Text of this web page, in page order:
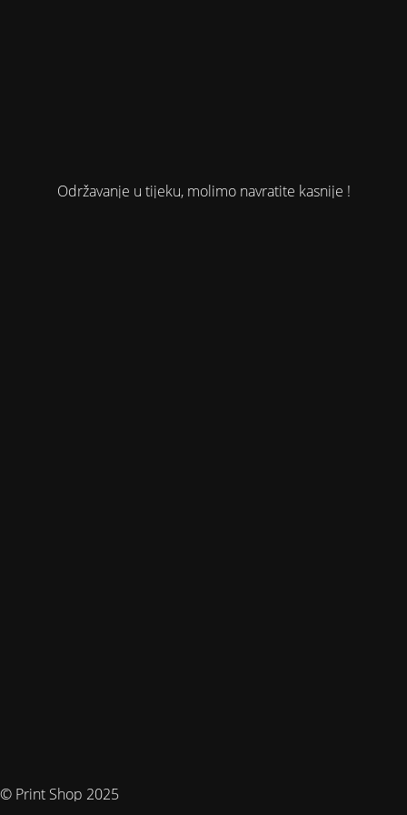
Održavanje u tijeku, molimo navratite kasnije !
© Print Shop 2025